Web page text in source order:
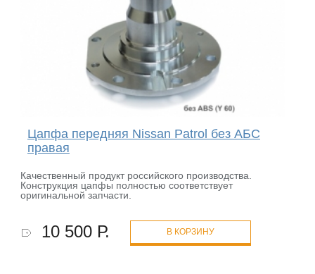
Цапфа передняя Nissan Patrol без АБС
правая
Качественный продукт российского производства.
Конструкция цапфы полностью соответствует
оригинальной запчасти.
10 500 Р. В КОРЗИНУ